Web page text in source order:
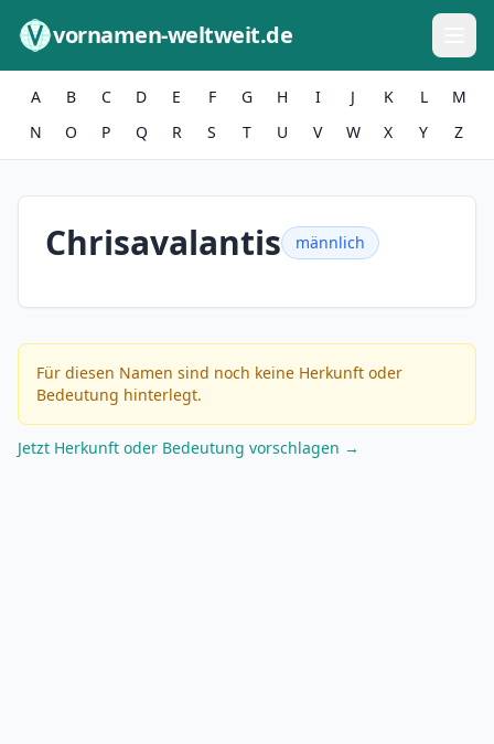
vornamen-weltweit.de
A B C D E F G H I J K L
M
N
O P Q R S T U V W X Y Z
Chrisavalantis männlich
Für diesen Namen sind noch keine Herkunft oder
Bedeutung hinterlegt.
Jetzt Herkunft oder Bedeutung vorschlagen →